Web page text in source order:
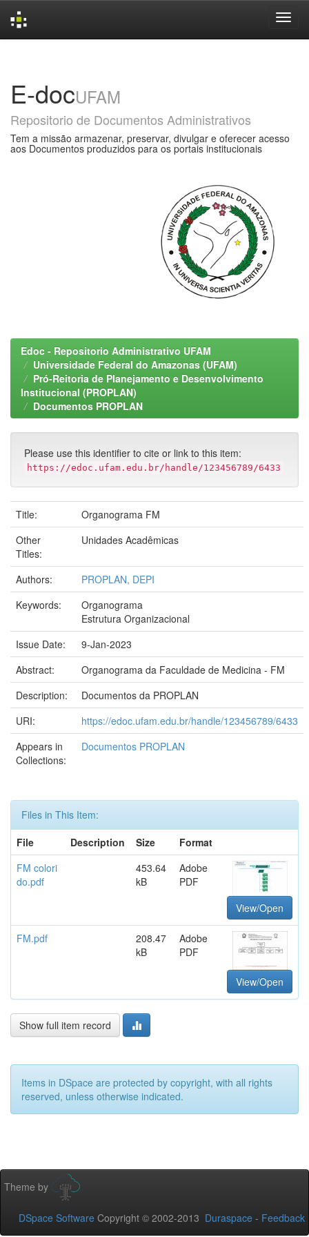
E-docUFAM
Repositorio de Documentos Administrativos
Tem a missão armazenar, preservar, divulgar e oferecer acesso
aos Documentos produzidos para os portais institucionais
Edoc - Repositorio Administrativo UFAM
Universidade Federal do Amazonas (UFAM)
Pró-Reitoria de Planejamento e Desenvolvimento
Institucional (PROPLAN)
Documentos PROPLAN
Please use this identifier to cite or link to this item:
https://edoc.ufam.edu.br/handle/123456789/6433
Title:
Organograma FM
Other
Titles:
Unidades Acadêmicas
Authors:
PROPLAN, DEPI
Keywords:
Organograma
Estrutura Organizacional
Issue Date:
9-Jan-2023
Abstract:
Organograma da Faculdade de Medicina - FM
Description:
Documentos da PROPLAN
URI:
https://edoc.ufam.edu.br/handle/123456789/6433
Appears in
Collections:
Documentos PROPLAN
Files in This Item:
File
Description Size
Format
FM colori
do.pdf
453.64
kB
Adobe
PDF
View/Open
FM.pdf
208.47
kB
Adobe
PDF
View/Open
Show full item record
Items in DSpace are protected by copyright, with all rights
reserved, unless otherwise indicated.
Theme by
DSpace Software Copyright © 2002-2013 Duraspace - Feedback